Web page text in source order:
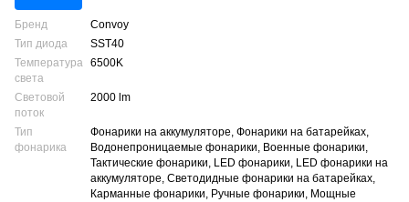
Бренд
Convoy
Тип диода
SST40
Температура
света
6500K
Световой
поток
2000 lm
Тип
фонарика
Фонарики на аккумуляторе, Фонарики на батарейках,
Водонепроницаемые фонарики, Военные фонарики,
Тактические фонарики, LED фонарики, LED фонарики на
аккумуляторе, Светодидные фонарики на батарейках,
Карманные фонарики, Ручные фонарики, Мощные